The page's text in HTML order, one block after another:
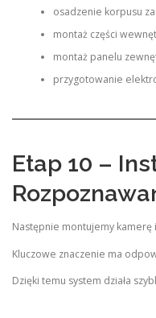
osadzenie korpusu
montaż części
montaż panelu
przygotowanie
Etap 10 –
Następnie montujemy kamerę
Kluczowe znaczenie ma
Dzięki temu system działa